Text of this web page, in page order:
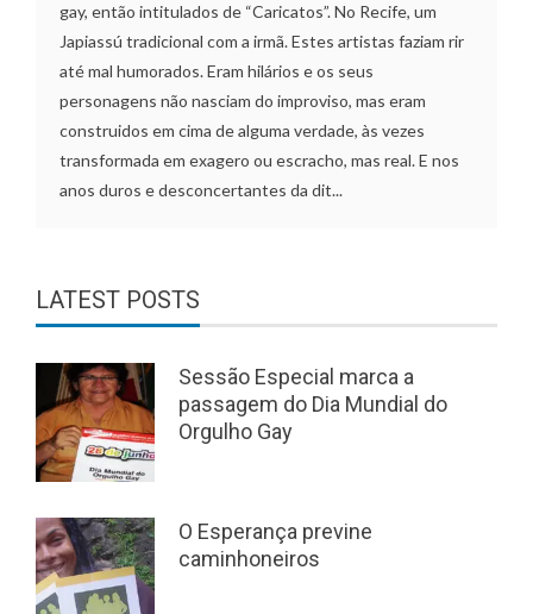
gay, então intitulados de “Caricatos”. No Recife, um
Japiassú tradicional com a irmã. Estes artistas faziam rir
até mal humorados. Eram hilários e os seus
personagens não nasciam do improviso, mas eram
construidos em cima de alguma verdade, às vezes
transformada em exagero ou escracho, mas real. E nos
anos duros e desconcertantes da dit...
LATEST POSTS
Sessão Especial marca a
passagem do Dia Mundial do
Orgulho Gay
O Esperança previne
caminhoneiros